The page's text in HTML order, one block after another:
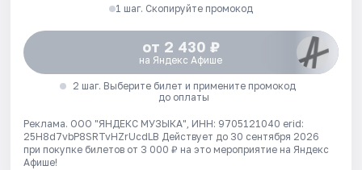
1 шаг. Скопируйте промокод
от 2 430 ₽
на Яндекс Афише
2 шаг. Выберите билет и примените промокод
до оплаты
Реклама. ООО "ЯНДЕКС МУЗЫКА", ИНН: 9705121040 erid:
25H8d7vbP8SRTvHZrUcdLB Действует до 30 сентября 2026
при покупке билетов от 3 000 ₽ на это мероприятие на Яндекс
Афише!